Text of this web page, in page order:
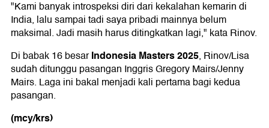
"Kami banyak introspeksi diri dari kekalahan kemarin di
India, lalu sampai tadi saya pribadi mainnya belum
maksimal. Jadi masih harus ditingkatkan lagi," kata Rinov.
Di babak 16 besarIndonesia Masters 2025, Rinov/Lisa
sudah ditunggu pasangan Inggris Gregory Mairs/Jenny
Mairs. Laga ini bakal menjadi kali pertama bagi kedua
pasangan.
(mcy/krs)